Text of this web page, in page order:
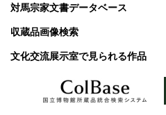
対馬宗家文書データベース
収蔵品画像検索
文化交流展示室で見られる作品